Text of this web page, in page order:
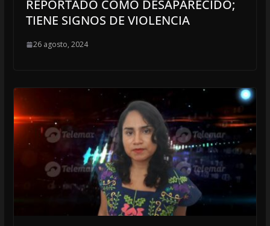
REPORTADO COMO DESAPARECIDO;
TIENE SIGNOS DE VIOLENCIA
26 agosto, 2024